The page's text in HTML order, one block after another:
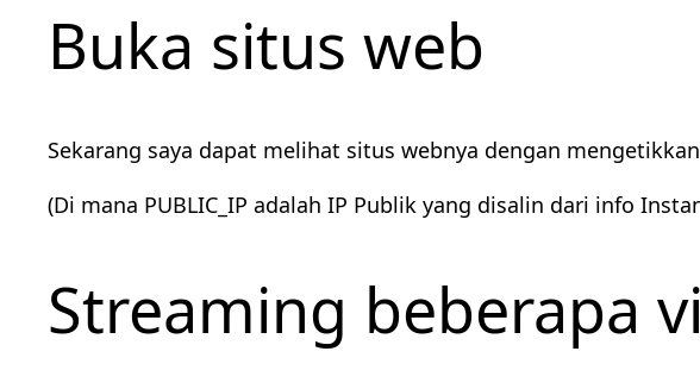
Buka situs web
Sekarang saya dapat melihat situs webnya dengan
(Di mana PUBLIC_IP adalah IP Publik yang disalin dari info
Streaming beberapa